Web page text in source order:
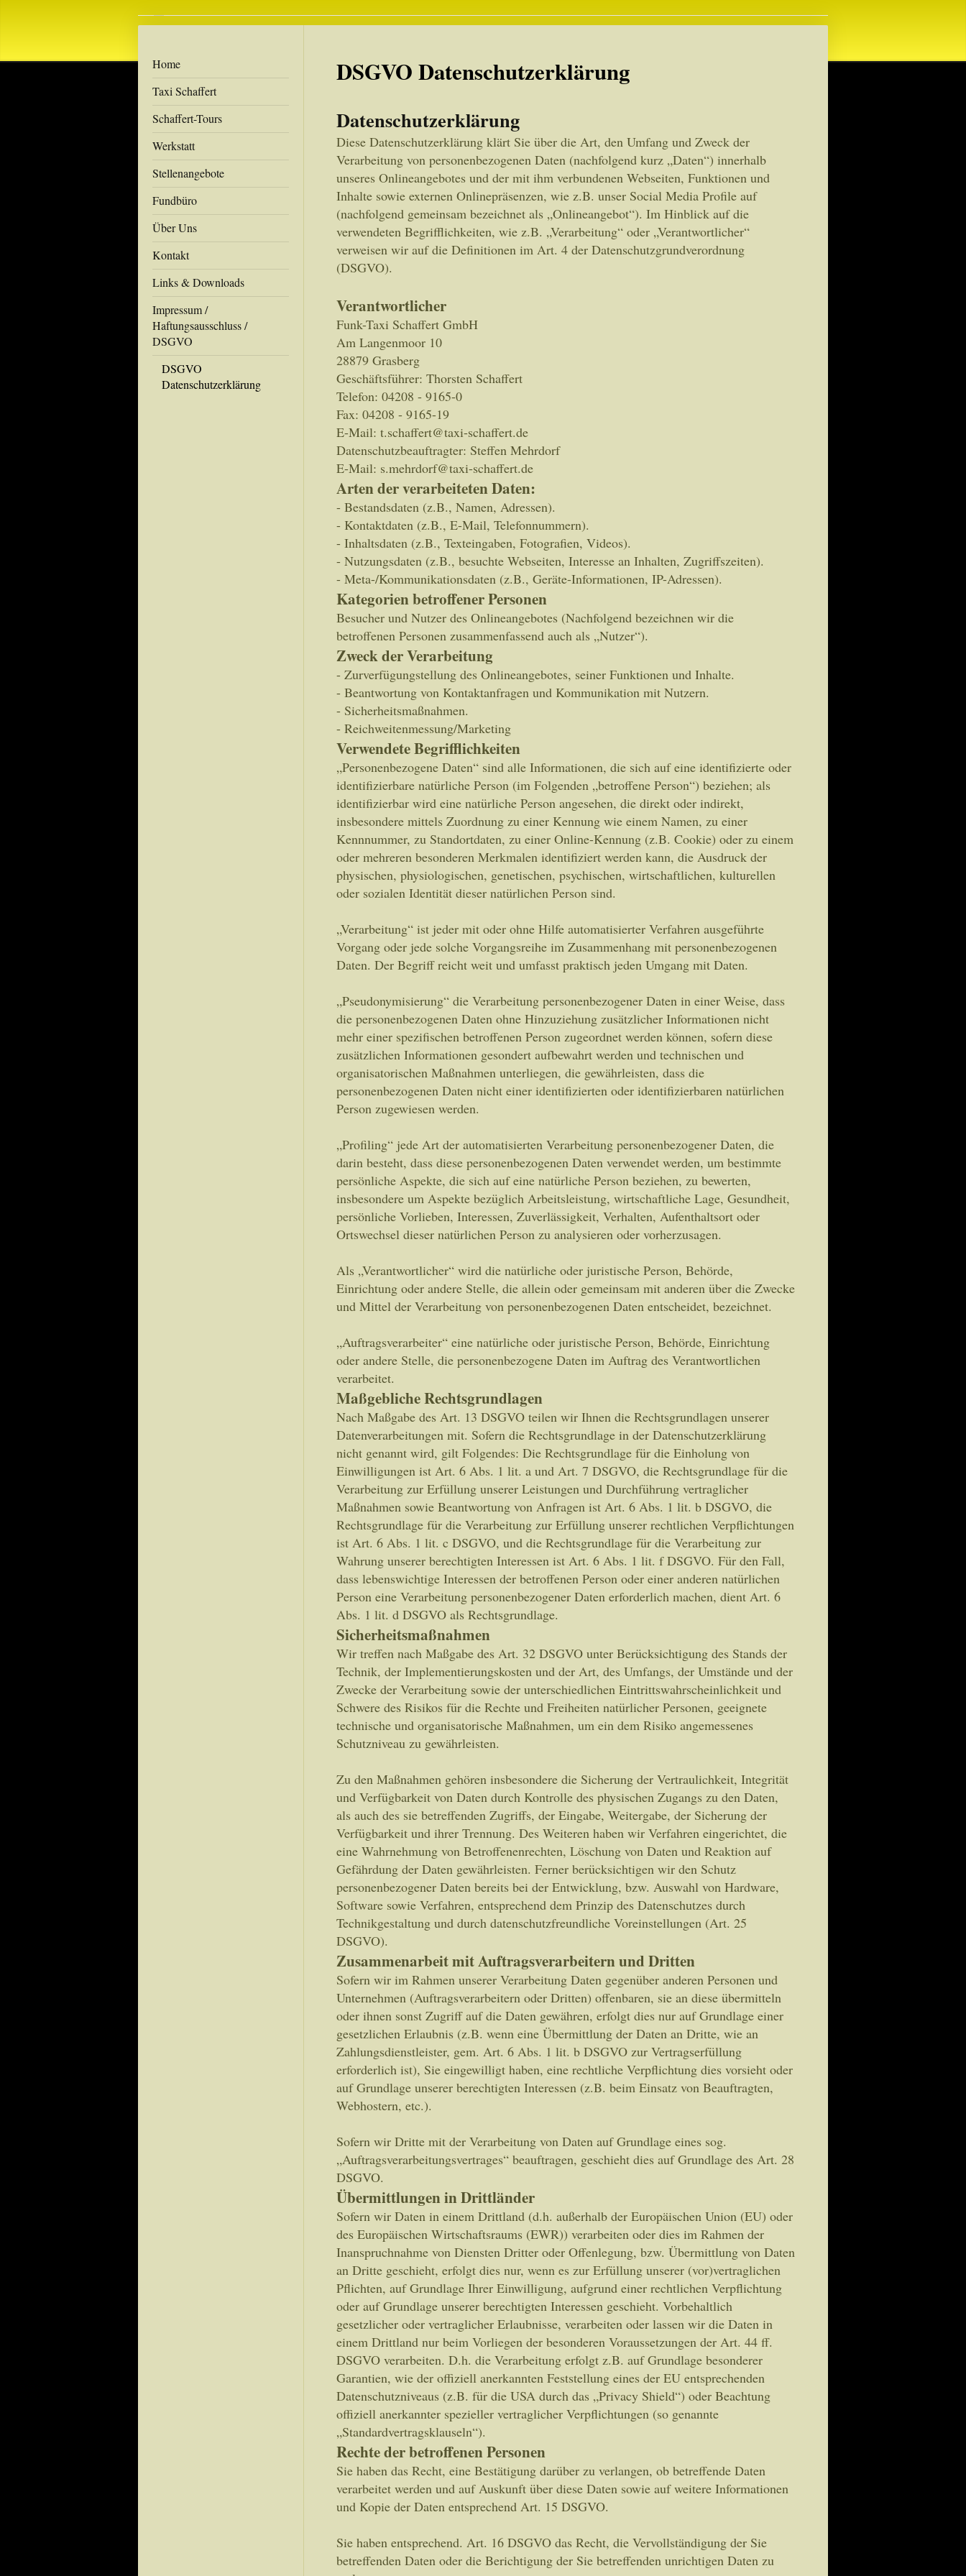
Home
Taxi Schaffert
Schaffert-Tours
Werkstatt
Stellenangebote
Fundbüro
Über Uns
Kontakt
Links & Downloads
Impressum /
Haftungsausschluss /
DSGVO
DSGVO
Datenschutzerklärung
DSGVO Datenschutzerklärung
Datenschutzerklärung
Diese Datenschutzerklärung klärt Sie über die Art, den Umfang und Zweck der
Verarbeitung von personenbezogenen Daten (nachfolgend kurz „Daten“) innerhalb
unseres Onlineangebotes und der mit ihm verbundenen Webseiten, Funktionen und
Inhalte sowie externen Onlinepräsenzen, wie z.B. unser Social Media Profile auf
(nachfolgend gemeinsam bezeichnet als „Onlineangebot“). Im Hinblick auf die
verwendeten Begrifflichkeiten, wie z.B. „Verarbeitung“ oder „Verantwortlicher“
verweisen wir auf die Definitionen im Art. 4 der Datenschutzgrundverordnung
(DSGVO).
Verantwortlicher
Funk-Taxi Schaffert GmbH
Am Langenmoor 10
28879 Grasberg
Geschäftsführer: Thorsten Schaffert
Telefon: 04208 - 9165-0
Fax: 04208 - 9165-19
E-Mail: t.schaffert@taxi-schaffert.de
Datenschutzbeauftragter: Steffen Mehrdorf
E-Mail: s.mehrdorf@taxi-schaffert.de
Arten der verarbeiteten Daten:
- Bestandsdaten (z.B., Namen, Adressen).
- Kontaktdaten (z.B., E-Mail, Telefonnummern).
- Inhaltsdaten (z.B., Texteingaben, Fotografien, Videos).
- Nutzungsdaten (z.B., besuchte Webseiten, Interesse an Inhalten, Zugriffszeiten).
- Meta-/Kommunikationsdaten (z.B., Geräte-Informationen, IP-Adressen).
Kategorien betroffener Personen
Besucher und Nutzer des Onlineangebotes (Nachfolgend bezeichnen wir die
betroffenen Personen zusammenfassend auch als „Nutzer“).
Zweck der Verarbeitung
- Zurverfügungstellung des Onlineangebotes, seiner Funktionen und Inhalte.
- Beantwortung von Kontaktanfragen und Kommunikation mit Nutzern.
- Sicherheitsmaßnahmen.
- Reichweitenmessung/Marketing
Verwendete Begrifflichkeiten
„Personenbezogene Daten“ sind alle Informationen, die sich auf eine identifizierte oder
identifizierbare natürliche Person (im Folgenden „betroffene Person“) beziehen; als
identifizierbar wird eine natürliche Person angesehen, die direkt oder indirekt,
insbesondere mittels Zuordnung zu einer Kennung wie einem Namen, zu einer
Kennnummer, zu Standortdaten, zu einer Online-Kennung (z.B. Cookie) oder zu einem
oder mehreren besonderen Merkmalen identifiziert werden kann, die Ausdruck der
physischen, physiologischen, genetischen, psychischen, wirtschaftlichen, kulturellen
oder sozialen Identität dieser natürlichen Person sind.
„Verarbeitung“ ist jeder mit oder ohne Hilfe automatisierter Verfahren ausgeführte
Vorgang oder jede solche Vorgangsreihe im Zusammenhang mit personenbezogenen
Daten. Der Begriff reicht weit und umfasst praktisch jeden Umgang mit Daten.
„Pseudonymisierung“ die Verarbeitung personenbezogener Daten in einer Weise, dass
die personenbezogenen Daten ohne Hinzuziehung zusätzlicher Informationen nicht
mehr einer spezifischen betroffenen Person zugeordnet werden können, sofern diese
zusätzlichen Informationen gesondert aufbewahrt werden und technischen und
organisatorischen Maßnahmen unterliegen, die gewährleisten, dass die
personenbezogenen Daten nicht einer identifizierten oder identifizierbaren natürlichen
Person zugewiesen werden.
„Profiling“ jede Art der automatisierten Verarbeitung personenbezogener Daten, die
darin besteht, dass diese personenbezogenen Daten verwendet werden, um bestimmte
persönliche Aspekte, die sich auf eine natürliche Person beziehen, zu bewerten,
insbesondere um Aspekte bezüglich Arbeitsleistung, wirtschaftliche Lage, Gesundheit,
persönliche Vorlieben, Interessen, Zuverlässigkeit, Verhalten, Aufenthaltsort oder
Ortswechsel dieser natürlichen Person zu analysieren oder vorherzusagen.
Als „Verantwortlicher“ wird die natürliche oder juristische Person, Behörde,
Einrichtung oder andere Stelle, die allein oder gemeinsam mit anderen über die Zwecke
und Mittel der Verarbeitung von personenbezogenen Daten entscheidet, bezeichnet.
„Auftragsverarbeiter“ eine natürliche oder juristische Person, Behörde, Einrichtung
oder andere Stelle, die personenbezogene Daten im Auftrag des Verantwortlichen
verarbeitet.
Maßgebliche Rechtsgrundlagen
Nach Maßgabe des Art. 13 DSGVO teilen wir Ihnen die Rechtsgrundlagen unserer
Datenverarbeitungen mit. Sofern die Rechtsgrundlage in der Datenschutzerklärung
nicht genannt wird, gilt Folgendes: Die Rechtsgrundlage für die Einholung von
Einwilligungen ist Art. 6 Abs. 1 lit. a und Art. 7 DSGVO, die Rechtsgrundlage für die
Verarbeitung zur Erfüllung unserer Leistungen und Durchführung vertraglicher
Maßnahmen sowie Beantwortung von Anfragen ist Art. 6 Abs. 1 lit. b DSGVO, die
Rechtsgrundlage für die Verarbeitung zur Erfüllung unserer rechtlichen Verpflichtungen
ist Art. 6 Abs. 1 lit. c DSGVO, und die Rechtsgrundlage für die Verarbeitung zur
Wahrung unserer berechtigten Interessen ist Art. 6 Abs. 1 lit. f DSGVO. Für den Fall,
dass lebenswichtige Interessen der betroffenen Person oder einer anderen natürlichen
Person eine Verarbeitung personenbezogener Daten erforderlich machen, dient Art. 6
Abs. 1 lit. d DSGVO als Rechtsgrundlage.
Sicherheitsmaßnahmen
Wir treffen nach Maßgabe des Art. 32 DSGVO unter Berücksichtigung des Stands der
Technik, der Implementierungskosten und der Art, des Umfangs, der Umstände und der
Zwecke der Verarbeitung sowie der unterschiedlichen Eintrittswahrscheinlichkeit und
Schwere des Risikos für die Rechte und Freiheiten natürlicher Personen, geeignete
technische und organisatorische Maßnahmen, um ein dem Risiko angemessenes
Schutzniveau zu gewährleisten.
Zu den Maßnahmen gehören insbesondere die Sicherung der Vertraulichkeit, Integrität
und Verfügbarkeit von Daten durch Kontrolle des physischen Zugangs zu den Daten,
als auch des sie betreffenden Zugriffs, der Eingabe, Weitergabe, der Sicherung der
Verfügbarkeit und ihrer Trennung. Des Weiteren haben wir Verfahren eingerichtet, die
eine Wahrnehmung von Betroffenenrechten, Löschung von Daten und Reaktion auf
Gefährdung der Daten gewährleisten. Ferner berücksichtigen wir den Schutz
personenbezogener Daten bereits bei der Entwicklung, bzw. Auswahl von Hardware,
Software sowie Verfahren, entsprechend dem Prinzip des Datenschutzes durch
Technikgestaltung und durch datenschutzfreundliche Voreinstellungen (Art. 25
DSGVO).
Zusammenarbeit mit Auftragsverarbeitern und Dritten
Sofern wir im Rahmen unserer Verarbeitung Daten gegenüber anderen Personen und
Unternehmen (Auftragsverarbeitern oder Dritten) offenbaren, sie an diese übermitteln
oder ihnen sonst Zugriff auf die Daten gewähren, erfolgt dies nur auf Grundlage einer
gesetzlichen Erlaubnis (z.B. wenn eine Übermittlung der Daten an Dritte, wie an
Zahlungsdienstleister, gem. Art. 6 Abs. 1 lit. b DSGVO zur Vertragserfüllung
erforderlich ist), Sie eingewilligt haben, eine rechtliche Verpflichtung dies vorsieht oder
auf Grundlage unserer berechtigten Interessen (z.B. beim Einsatz von Beauftragten,
Webhostern, etc.).
Sofern wir Dritte mit der Verarbeitung von Daten auf Grundlage eines sog.
„Auftragsverarbeitungsvertrages“ beauftragen, geschieht dies auf Grundlage des Art. 28
DSGVO.
Übermittlungen in Drittländer
Sofern wir Daten in einem Drittland (d.h. außerhalb der Europäischen Union (EU) oder
des Europäischen Wirtschaftsraums (EWR)) verarbeiten oder dies im Rahmen der
Inanspruchnahme von Diensten Dritter oder Offenlegung, bzw. Übermittlung von Daten
an Dritte geschieht, erfolgt dies nur, wenn es zur Erfüllung unserer (vor)vertraglichen
Pflichten, auf Grundlage Ihrer Einwilligung, aufgrund einer rechtlichen Verpflichtung
oder auf Grundlage unserer berechtigten Interessen geschieht. Vorbehaltlich
gesetzlicher oder vertraglicher Erlaubnisse, verarbeiten oder lassen wir die Daten in
einem Drittland nur beim Vorliegen der besonderen Voraussetzungen der Art. 44 ff.
DSGVO verarbeiten. D.h. die Verarbeitung erfolgt z.B. auf Grundlage besonderer
Garantien, wie der offiziell anerkannten Feststellung eines der EU entsprechenden
Datenschutzniveaus (z.B. für die USA durch das „Privacy Shield“) oder Beachtung
offiziell anerkannter spezieller vertraglicher Verpflichtungen (so genannte
„Standardvertragsklauseln“).
Rechte der betroffenen Personen
Sie haben das Recht, eine Bestätigung darüber zu verlangen, ob betreffende Daten
verarbeitet werden und auf Auskunft über diese Daten sowie auf weitere Informationen
und Kopie der Daten entsprechend Art. 15 DSGVO.
Sie haben entsprechend. Art. 16 DSGVO das Recht, die Vervollständigung der Sie
betreffenden Daten oder die Berichtigung der Sie betreffenden unrichtigen Daten zu